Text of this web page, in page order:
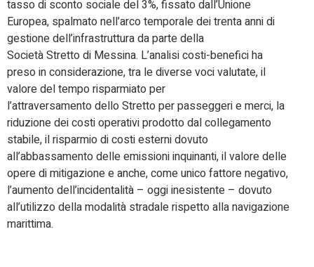
tasso di sconto sociale del 3%, fissato dall’Unione
Europea, spalmato nell’arco temporale dei trenta anni di
gestione dell’infrastruttura da parte della
Società Stretto di Messina. L’analisi costi-benefici ha
preso in considerazione, tra le diverse voci valutate, il
valore del tempo risparmiato per
l’attraversamento dello Stretto per passeggeri e merci, la
riduzione dei costi operativi prodotto dal collegamento
stabile, il risparmio di costi esterni dovuto
all’abbassamento delle emissioni inquinanti, il valore delle
opere di mitigazione e anche, come unico fattore negativo,
l’aumento dell’incidentalità – oggi inesistente – dovuto
all’utilizzo della modalità stradale rispetto alla navigazione
marittima.